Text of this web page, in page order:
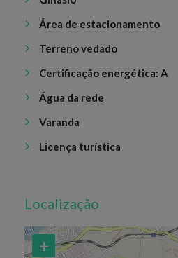
Área de estacionamento
Terreno vedado
Certificação energética: A
Água da rede
Varanda
Licença turística
Localização
+